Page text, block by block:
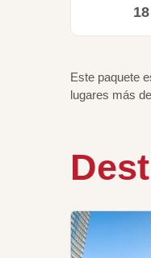
Este paquete
lugares más